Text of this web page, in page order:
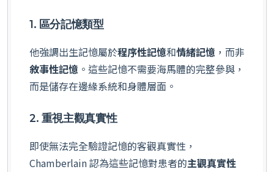
1. 區分記憶類型
他強調出生記憶屬於程序性記憶和情緒記憶 ，而非
敘事性記憶 。這些記憶不需要海馬體的完整參與，
而是儲存在邊緣系統和身體層面。
2. 重視主觀真實性
即使無法完全驗證記憶的客觀真實性，
Chamberlain 認為這些記憶對患者的主觀真實性